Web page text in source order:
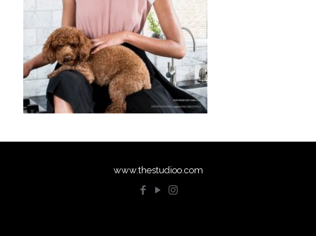
www.thestudioo.com